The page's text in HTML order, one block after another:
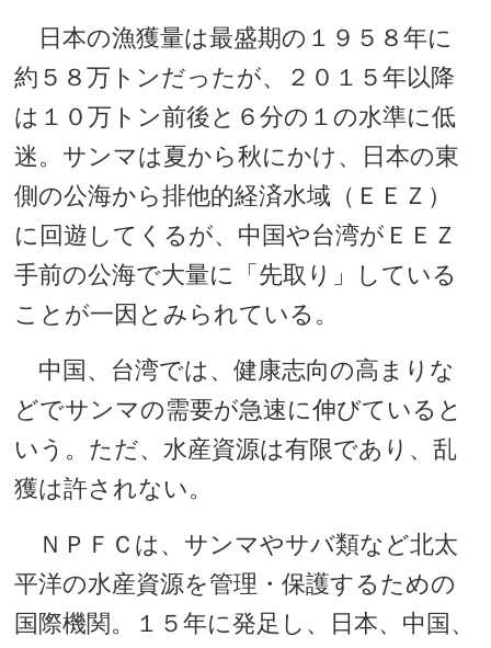
日本の漁獲量は最盛期の１９５８年に
約５８万トンだったが、２０１５年以降
は１０万トン前後と６分の１の水準に低
迷。サンマは夏から秋にかけ、日本の東
側の公海から排他的経済水域（ＥＥＺ）
に回遊してくるが、中国や台湾がＥＥＺ
手前の公海で大量に「先取り」している
ことが一因とみられている。
中国、台湾では、健康志向の高まりな
どでサンマの需要が急速に伸びていると
いう。ただ、水産資源は有限であり、乱
獲は許されない。
ＮＰＦＣは、サンマやサバ類など北太
平洋の水産資源を管理・保護するための
国際機関。１５年に発足し、日本、中国、